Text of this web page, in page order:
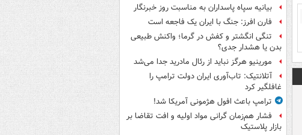
بیانیه سپاه پاسداران به مناسبت روز خبرنگار
فارن افرز: جنگ با ایران یک فاجعه است
تنگی انگشتر و کفش در گرما؛ واکنش طبیعی
بدن یا هشدار جدی؟
مورینیو هرگز نباید از رئال مادرید جدا می‌شد
آتلانتیک: تاب‌آوری ایران دولت ترامپ را
غافلگیر کرد
ترامپ باعث افول هژمونی آمریکا شد!
فشار هم‌زمان گرانی مواد اولیه و افت تقاضا بر
بازار پلاستیک